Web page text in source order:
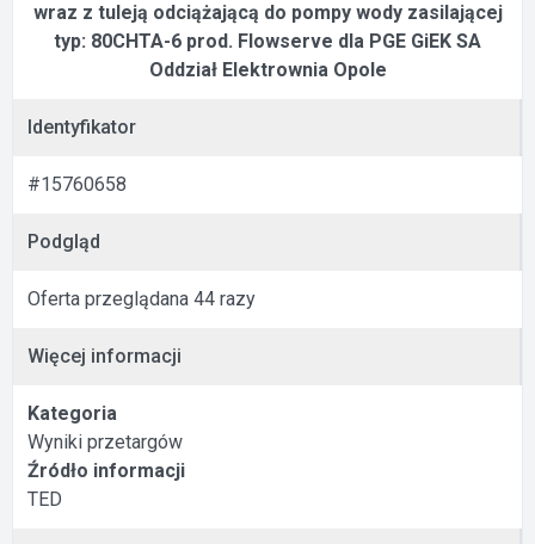
wraz z tuleją odciążającą do pompy wody zasilającej
typ: 80CHTA-6 prod. Flowserve dla PGE GiEK SA
Oddział Elektrownia Opole
Identyfikator
#15760658
Podgląd
Oferta przeglądana 44 razy
Więcej informacji
Kategoria
Wyniki przetargów
Źródło informacji
TED